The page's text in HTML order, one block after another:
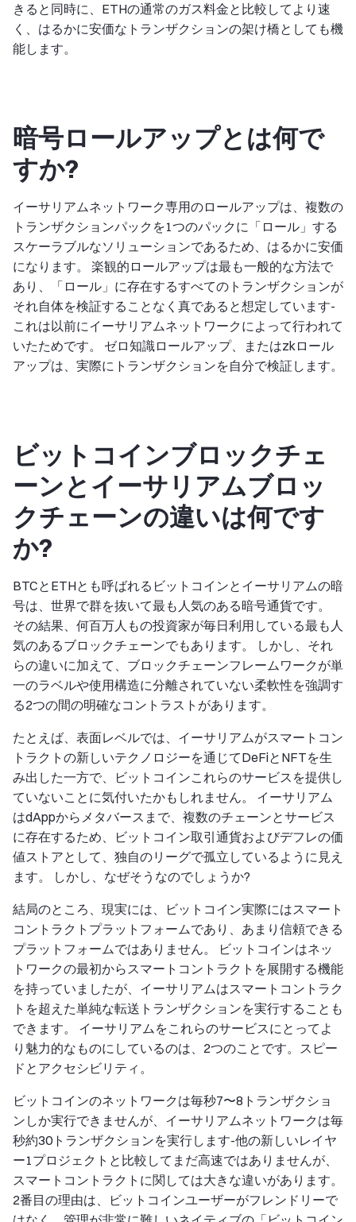
きると同時に、ETHの通常のガス料金と比較してより速
く、はるかに安価なトランザクションの架け橋としても機
能します。
暗号ロールアップとは何で
すか?
イーサリアムネットワーク専用のロールアップは、複数の
トランザクションパックを1つのパックに「ロール」する
スケーラブルなソリューションであるため、はるかに安価
になります。 楽観的ロールアップは最も一般的な方法で
あり、「ロール」に存在するすべてのトランザクションが
それ自体を検証することなく真であると想定しています-
これは以前にイーサリアムネットワークによって行われて
いたためです。 ゼロ知識ロールアップ、またはzkロール
アップは、実際にトランザクションを自分で検証します。
ビットコインブロックチェ
ーンとイーサリアムブロッ
クチェーンの違いは何です
か?
BTCとETHとも呼ばれるビットコインとイーサリアムの暗
号は、世界で群を抜いて最も人気のある暗号通貨です。
その結果、何百万人もの投資家が毎日利用している最も人
気のあるブロックチェーンでもあります。 しかし、それ
らの違いに加えて、ブロックチェーンフレームワークが単
一のラベルや使用構造に分離されていない柔軟性を強調す
る2つの間の明確なコントラストがあります。
たとえば、表面レベルでは、イーサリアムがスマートコン
トラクトの新しいテクノロジーを通じてDeFiとNFTを生
み出した一方で、ビットコインこれらのサービスを提供し
ていないことに気付いたかもしれません。 イーサリアム
はdAppからメタバースまで、複数のチェーンとサービス
に存在するため、ビットコイン取引通貨およびデフレの価
値ストアとして、独自のリーグで孤立しているように見え
ます。 しかし、なぜそうなのでしょうか?
結局のところ、現実には、ビットコイン実際にはスマート
コントラクトプラットフォームであり、あまり信頼できる
プラットフォームではありません。 ビットコインはネッ
トワークの最初からスマートコントラクトを展開する機能
を持っていましたが、イーサリアムはスマートコントラク
トを超えた単純な転送トランザクションを実行することも
できます。 イーサリアムをこれらのサービスにとってよ
り魅力的なものにしているのは、2つのことです。スピー
ドとアクセシビリティ。
ビットコインのネットワークは毎秒7〜8トランザクショ
ンしか実行できませんが、イーサリアムネットワークは毎
秒約30トランザクションを実行します-他の新しいレイヤ
ー1プロジェクトと比較してまだ高速ではありませんが、
スマートコントラクトに関しては大きな違いがあります。
2番目の理由は、ビットコインユーザーがフレンドリーで